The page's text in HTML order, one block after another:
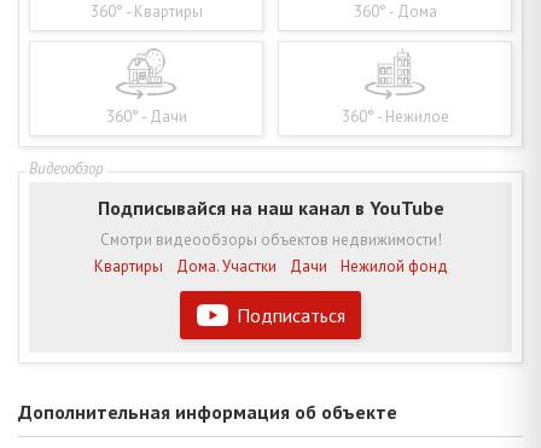
360° - Квартиры 360° - Дома
360° - Дачи 360° - Нежилое
Подписаться
Подписывайся на наш канал в YouTube
Смотри видеообзоры объектов недвижимости!
Квартиры
Дома. Участки Дачи Нежилой фонд
Дополнительная информация об объекте